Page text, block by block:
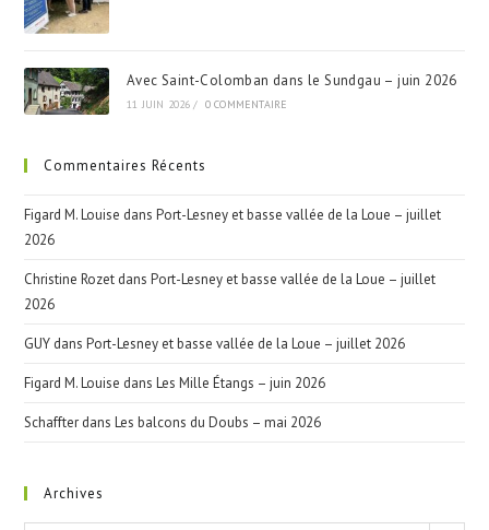
Avec Saint-Colomban dans le Sundgau – juin 2026
11 JUIN 2026 / 0 COMMENTAIRE
Commentaires Récents
Figard M. Louise dansPort-Lesney et basse vallée de la Loue – juillet
2026
Christine Rozet dansPort-Lesney et basse vallée de la Loue – juillet
2026
GUY dansPort-Lesney et basse vallée de la Loue – juillet 2026
Figard M. Louise dansLes Mille Étangs – juin 2026
Schaffter dansLes balcons du Doubs – mai 2026
Archives